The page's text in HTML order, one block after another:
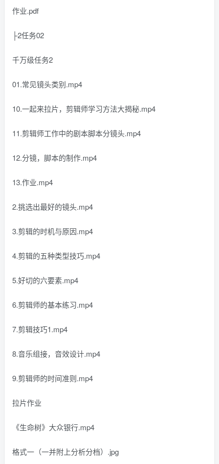
作业.pdf
├2任务02
千万级任务2
01.常见镜头类别.mp4
10.一起来拉片，剪辑师学习方法大揭秘.mp4
11.剪辑师工作中的剧本脚本分镜头.mp4
12.分镜，脚本的制作.mp4
13.作业.mp4
2.挑选出最好的镜头.mp4
3.剪辑的时机与原因.mp4
4.剪辑的五种类型技巧.mp4
5.好切的六要素.mp4
6.剪辑师的基本练习.mp4
7.剪辑技巧1.mp4
8.音乐组接，音效设计.mp4
9.剪辑师的时间准则.mp4
拉片作业
《生命树》大众银行.mp4
格式一（一并附上分析分档）.jpg